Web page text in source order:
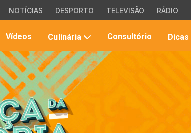
NOTÍCIAS DESPORTO TELEVISÃO RÁDIO
Vídeos Culinária Consultório Dicas